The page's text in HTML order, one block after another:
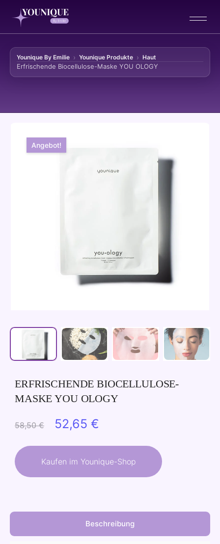
Younique By Emilie Younique Produkte Haut
Erfrischende Biocellulose-Maske YOU OLOGY
Zum Inhalt springen
Angebot!
ERFRISCHENDE BIOCELLULOSE-
MASKE YOU OLOGY
58,50€
Ursprünglicher
war:
52,65 €
ist:
Kaufen im Younique-Shop
Beschreibung